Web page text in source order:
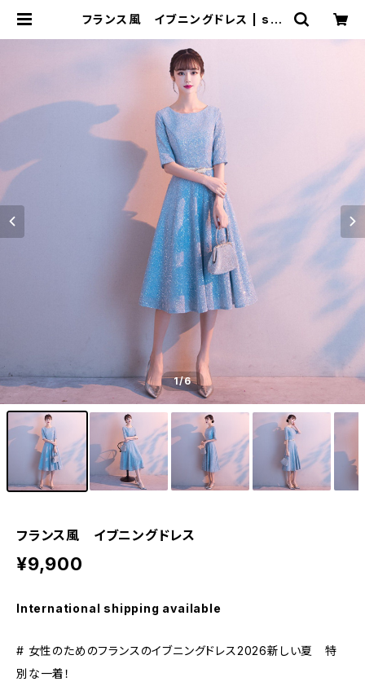
フランス風 イブニングドレス | sig
料です♪
1/6
フランス風 イブニングドレス
¥9,900
International shipping available
# 女性のためのフランスのイブニングドレス2026新しい夏 特
別な一着！